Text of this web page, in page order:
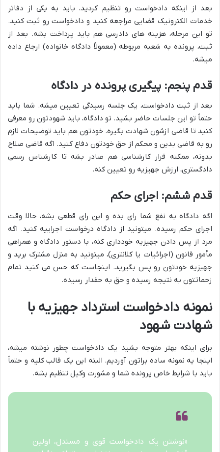
بعد از اینکه دادخواست رو تنظیم کردید، باید به یکی از دفاتر
خدمات الکترونیک قضایی مراجعه کنید و دادخواست رو ثبت کنید.
تو این مرحله، هزینه های دادرسی هم باید پرداخت بشه. بعد از
ثبت، پرونده به شعبه مربوطه (معمولاً دادگاه خانواده) ارجاع داده
میشه.
قدم پنجم: پیگیری پرونده در دادگاه
بعد از ثبت دادخواست، یک جلسه رسیدگی تعیین میشه. شما باید
حتماً تو این جلسات حاضر بشید. تو دادگاه، باید شهودتون رو معرفی
کنید تا قاضی ازشون شهادت بگیره. خودتون هم باید توضیحات لازم
رو به قاضی بدین و محکم از حق خودتون دفاع کنید. اگه قاضی صلاح
بدونه، ممکنه قرار کارشناسی هم صادر بشه تا کارشناس رسمی
دادگستری، ارزش جهیزیه رو تعیین کنه.
قدم ششم: اجرای حکم
اگه دادگاه به نفع شما رای بده و این رای قطعی بشه، حالا وقت
اجرای حکم رسیده. میتونید از دادگاه درخواست اجراییه کنید. اگه
مرد از پس دادن جهیزیه خودداری کنه، با دستور دادگاه و همراهی
مأمور قانون (اجرائیات یا کلانتری)، میتونید به منزل مشترک برید و
جهیزیه خودتون رو پس بگیرید. اینجاست که حس می کنید تمام
زحماتتون به نتیجه رسیده و حق به حقدار رسیده.
نمونه دادخواست استرداد جهیزیه با
شهادت شهود
برای اینکه بهتر متوجه بشید یک دادخواست چطور نوشته میشه،
اینجا یه نمونه ساده براتون آوردیم. البته این یک قالب کلیه و حتماً
باید با شرایط خاص پرونده شما و مشورت وکیل تنظیم بشه.
«نوشتن یک دادخواست قوی و مستدل، اولین